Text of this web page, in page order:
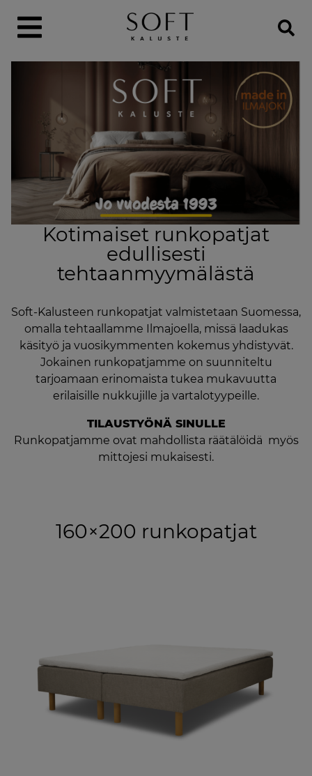
Kotimaiset runkopatjat
edullisesti
tehtaanmyymälästä
Soft-Kalusteen runkopatjat valmistetaan Suomessa,
omalla tehtaallamme Ilmajoella, missä laadukas
käsityö ja vuosikymmenten kokemus yhdistyvät.
Jokainen runkopatjamme on suunniteltu
tarjoamaan erinomaista tukea mukavuutta
erilaisille nukkujille ja vartalotyypeille.
TILAUSTYÖNÄ SINULLE
Runkopatjamme ovat mahdollista räätälöidä myös
mittojesi mukaisesti.
160×200 runkopatjat